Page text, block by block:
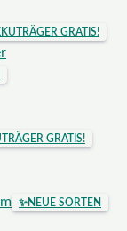
GRATIS!
GRATIS!
✨NEUE SORTEN